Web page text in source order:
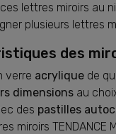
lettres miroirs au
plusieurs lettres
des
verre acrylique de
dimensions au
des pastilles
miroirs TENDANCE